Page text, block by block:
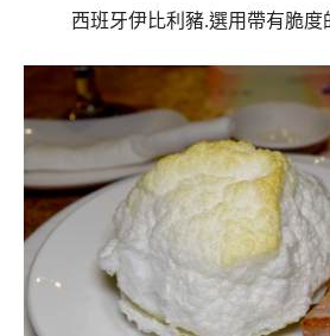
西班牙伊比利豬.選用帶有脆度